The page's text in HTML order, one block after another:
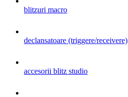
blitzuri macro
declansatoare (triggere/receivere)
accesorii blitz studio